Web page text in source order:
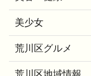
美少女
荒川区グルメ
荒川区地域情報